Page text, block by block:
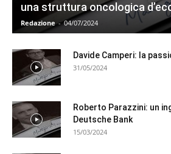
una struttura oncologica
Redazione - 04/07/2024
Davide Camperi: la
31/05/2024
Roberto Parazzini: un
Deutsche Bank
15/03/2024